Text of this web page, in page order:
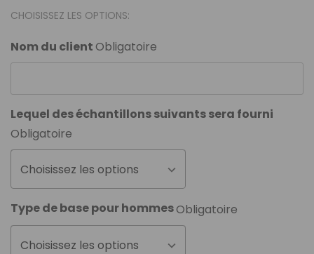
CHOISISSEZ LES OPTIONS:
Nom du clientObligatoire
Lequel des échantillons suivants sera fourni
Obligatoire
Choisissez les options
Type de base pour hommesObligatoire
Choisissez les options